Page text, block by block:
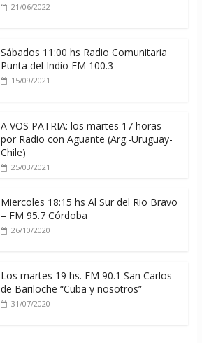
21/06/2022
Sábados 11:00 hs Radio Comunitaria
Punta del Indio FM 100.3
15/09/2021
A VOS PATRIA: los martes 17 horas
por Radio con Aguante (Arg.-Uruguay-
Chile)
25/03/2021
Miercoles 18:15 hs Al Sur del Rio Bravo
– FM 95.7 Córdoba
26/10/2020
Los martes 19 hs. FM 90.1 San Carlos
de Bariloche “Cuba y nosotros”
31/07/2020